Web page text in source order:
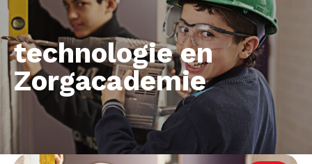
technologie en
Zorgacademie